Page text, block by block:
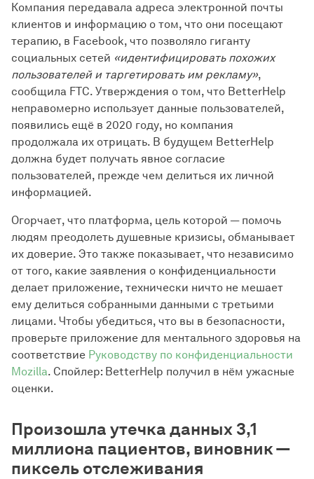
Компания передавала адреса электронной почты
клиентов и информацию о том, что они посещают
терапию, в Facebook, что позволяло гиганту
социальных сетей «идентифицировать похожих
пользователей и таргетировать им рекламу»,
сообщила FTC. Утверждения о том, что BetterHelp
неправомерно использует данные пользователей,
появились ещё в 2020 году, но компания
продолжала их отрицать. В будущем BetterHelp
должна будет получать явное согласие
пользователей, прежде чем делиться их личной
информацией.
Огорчает, что платформа, цель которой — помочь
людям преодолеть душевные кризисы, обманывает
их доверие. Это также показывает, что независимо
от того, какие заявления о конфиденциальности
делает приложение, технически ничто не мешает
ему делиться собранными данными с третьими
лицами. Чтобы убедиться, что вы в безопасности,
проверьте приложение для ментального здоровья на
соответствие Руководству по конфиденциальности
Mozilla. Спойлер: BetterHelp получил в нём ужасные
оценки.
Произошла утечка данных 3,1
миллиона пациентов, виновник —
пиксель отслеживания